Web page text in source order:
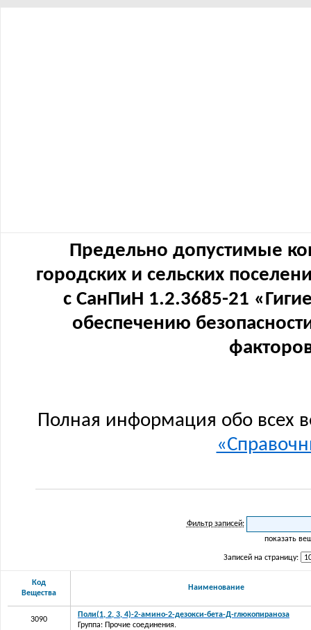
Предельно допустимые
городских и сельских
с СанПиН 1.2.3685-21
обеспечению
Полная информация обо всех
Фильтр записей:
показать
Записей на страницу:
Код
Вещества
Наименование
3090
Поли(1, 2, 3, 4)-2-амино-2-дезокси-бета-Д-глюкопираноза
Группа: Прочие соединения.